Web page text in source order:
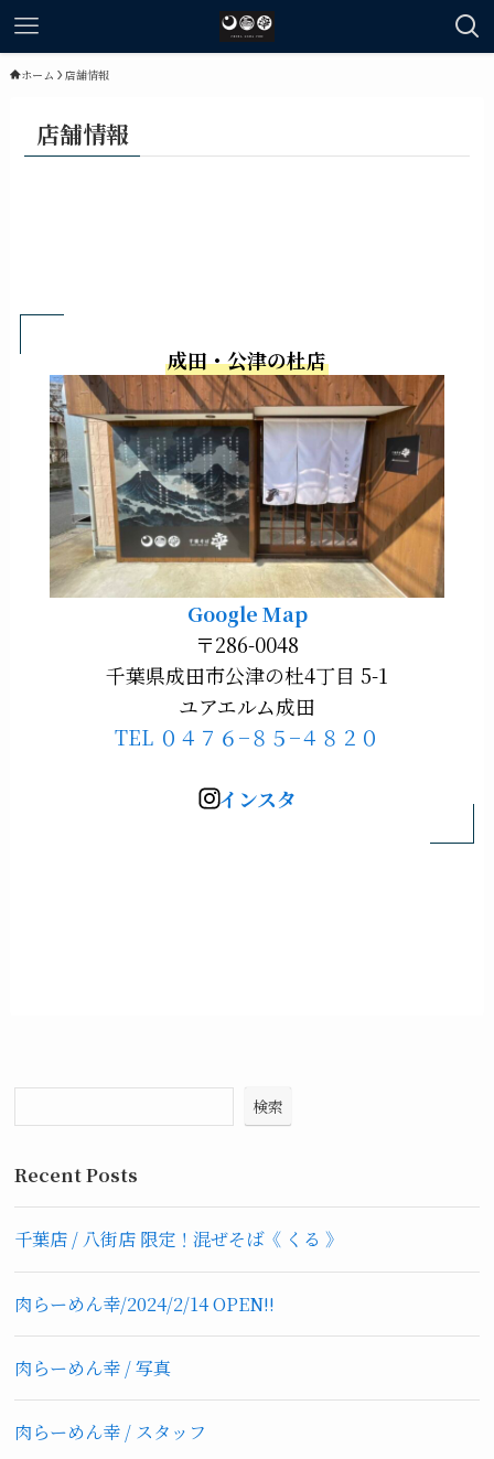
ホーム 店舗情報
店舗情報
成田・公津の杜店
Google Map
〒286-0048
千葉県成田市公津の杜4丁目 5-1
ユアエルム成田
TEL ０４７６−８５−４８２０
インスタ
検索
Recent Posts
千葉店 / 八街店 限定！混ぜそば《 くる 》
肉らーめん幸/2024/2/14 OPEN!!
肉らーめん幸 / 写真
肉らーめん幸 / スタッフ